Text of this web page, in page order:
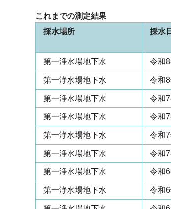
これまでの測定結果
採水場所
採水日
第一浄水場地下水 令和
第一浄水場地下水 令和8
第一浄水場地下水 令和
第一浄水場地下水 令和7
第一浄水場地下水 令和
第一浄水場地下水 令和
第一浄水場地下水 令和
第一浄水場地下水 令和6